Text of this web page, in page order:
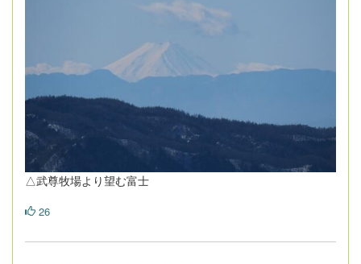
△武尊牧場より望む富士
26